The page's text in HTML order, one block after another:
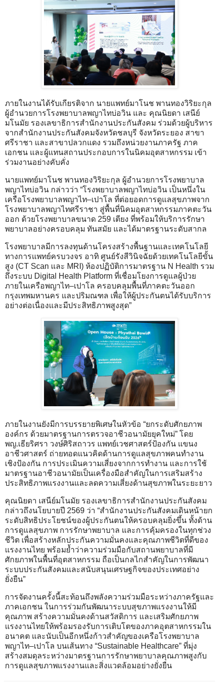
ภายในงานได้รับเกียรติจาก นายแพทย์มาโนช พานทองวิริยะกุล
ผู้อำนวยการโรงพยาบาลพญาไทบ่อวิน และ คุณนิยดา เสนีย์
มโนมัย รองเลขาธิการสำนักงานประกันสังคม ร่วมด้วยผู้บริหาร
จากสำนักงานประกันสังคมจังหวัดชลบุรี จังหวัดระยอง สาขา
ศรีราชา และสาขาปลวกแดง รวมถึงหน่วยงานภาครัฐ ภาค
เอกชน และผู้แทนสถานประกอบการในนิคมอุตสาหกรรม เข้า
ร่วมงานอย่างคับคั่ง
นายแพทย์มาโนช พานทองวิริยะกุล ผู้อำนวยการโรงพยาบาล
พญาไทบ่อวิน กล่าวว่า “โรงพยาบาลพญาไทบ่อวิน เป็นหนึ่งใน
เครือโรงพยาบาลพญาไท–เปาโล ที่ต่อยอดการดูแลสุขภาพจาก
โรงพยาบาลพญาไทศรีราชา สู่พื้นที่นิคมอุตสาหกรรมภาคตะวัน
ออก ด้วยโรงพยาบาลขนาด 259 เตียง ที่พร้อมให้บริการรักษา
พยาบาลอย่างครอบคลุม ทันสมัย และได้มาตรฐานระดับสากล
โรงพยาบาลมีการลงทุนด้านโครงสร้างพื้นฐานและเทคโนโลยี
ทางการแพทย์ครบวงจร อาทิ ศูนย์รังสีวินิจฉัยด้วยเทคโนโลยีขั้น
สูง (CT Scan และ MRI) ห้องปฏิบัติการมาตรฐาน N Health รวม
ถึงระบบ Digital Health Platform ที่เชื่อมโยงการดูแลผู้ป่วย
ภายในเครือพญาไท–เปาโล ครอบคลุมพื้นที่ภาคตะวันออก
กรุงเทพมหานคร และปริมณฑล เพื่อให้ผู้ประกันตนได้รับบริการ
อย่างต่อเนื่องและมีประสิทธิภาพสูงสุด”
ภายในงานยังมีการบรรยายพิเศษในหัวข้อ “ยกระดับศักยภาพ
องค์กร ด้วยมาตรฐานการตรวจอาชีวอนามัยยุคใหม่” โดย
พญ.เธียริศรา วงษ์ศิริสถาวร แพทย์เวชศาสตร์ป้องกัน แขนง
อาชีวศาสตร์ ถ่ายทอดแนวคิดด้านการดูแลสุขภาพคนทำงาน
เชิงป้องกัน การประเมินความเสี่ยงจากการทำงาน และการใช้
มาตรฐานอาชีวอนามัยเป็นเครื่องมือสำคัญในการเสริมสร้าง
ประสิทธิภาพแรงงานและลดความเสี่ยงด้านสุขภาพในระยะยาว
คุณนิยดา เสนีย์มโนมัย รองเลขาธิการสำนักงานประกันสังคม
กล่าวถึงนโยบายปี 2569 ว่า “สำนักงานประกันสังคมเดินหน้ายก
ระดับสิทธิประโยชน์ของผู้ประกันตนให้ครอบคลุมยิ่งขึ้น ทั้งด้าน
การดูแลสุขภาพ การรักษาพยาบาล และการคุ้มครองในทุกช่วง
ชีวิต เพื่อสร้างหลักประกันความมั่นคงและคุณภาพชีวิตที่ดีของ
แรงงานไทย พร้อมย้ำว่าความร่วมมือกับสถานพยาบาลที่มี
ศักยภาพในพื้นที่อุตสาหกรรม ถือเป็นกลไกสำคัญในการพัฒนา
ระบบประกันสังคมและสนับสนุนเศรษฐกิจของประเทศอย่าง
ยั่งยืน”
การจัดงานครั้งนี้สะท้อนถึงพลังความร่วมมือระหว่างภาครัฐและ
ภาคเอกชน ในการร่วมกันพัฒนาระบบสุขภาพแรงงานให้มี
คุณภาพ สร้างความมั่นคงด้านสวัสดิการ และเสริมศักยภาพ
แรงงานไทยให้พร้อมรองรับการเติบโตของภาคอุตสาหกรรมใน
อนาคต และนับเป็นอีกหนึ่งก้าวสำคัญของเครือโรงพยาบาล
พญาไท–เปาโล บนเส้นทาง “Sustainable Healthcare” ที่มุ่ง
สร้างสมดุลระหว่างมาตรฐานการรักษาพยาบาลคุณภาพสูงกับ
การดูแลสุขภาพแรงงานและสิ่งแวดล้อมอย่างยั่งยืน